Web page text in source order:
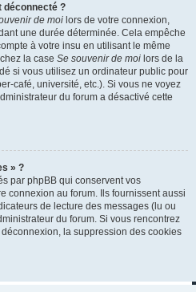
déconnecté ?
de moi lors de votre connexion,
une durée déterminée. Cela empêche
à votre insu en utilisant le même
la case Se souvenir de moi lors de la
si vous utilisez un ordinateur public pour
café, université, etc.). Si vous ne voyez
du forum a désactivé cette
» ?
par phpBB qui conservent vos
connexion au forum. Ils fournissent aussi
de lecture des messages (lu ou
du forum. Si vous rencontrez
la suppression des cookies